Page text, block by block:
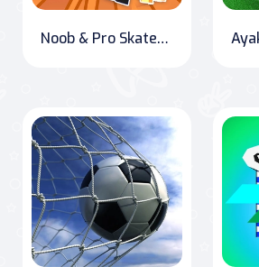
Noob & Pro Skateboarding